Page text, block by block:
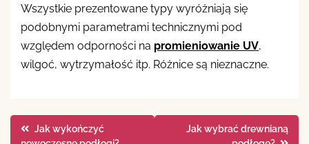
Wszystkie prezentowane typy wyróżniają się
podobnymi parametrami technicznymi pod
względem odporności na promieniowanie UV,
wilgoć, wytrzymałość itp. Różnice są nieznaczne.
Nawigacja
Jak wykończyć
Jak wybrać drewnianą